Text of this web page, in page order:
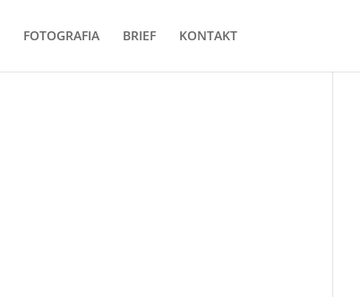
FOTOGRAFIA BRIEF KONTAKT